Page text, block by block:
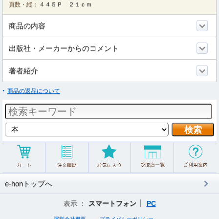
頁数・縦： ４４５Ｐ ２１ｃｍ
商品の内容
出版社・メーカーからのコメント
著者紹介
商品の返品について
e-honトップへ
表示 ： スマートフォン PC